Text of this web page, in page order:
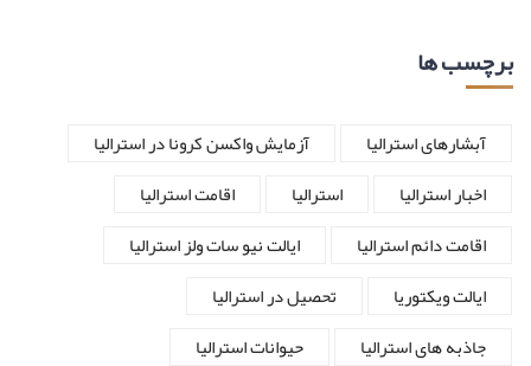
برچسب ها
آبشارهای استرالیا
آزمایش واکسن کرونا در استرالیا
اخبار استرالیا
استرالیا
اقامت استرالیا
اقامت دائم استرالیا
ایالت نیو سات ولز استرالیا
ایالت ویکتوریا
تحصیل در استرالیا
جاذبه های استرالیا
حیوانات استرالیا